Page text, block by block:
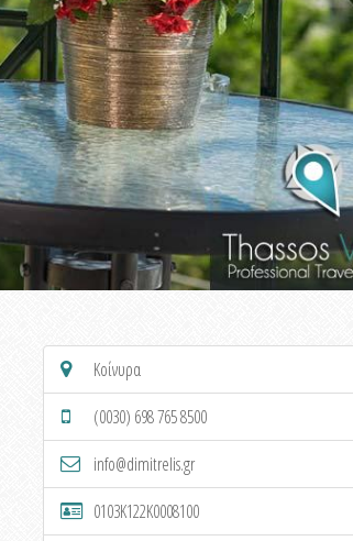
Κοίνυρα
(0030) 698 765 8500
info@dimitrelis.gr
0103K122K0008100